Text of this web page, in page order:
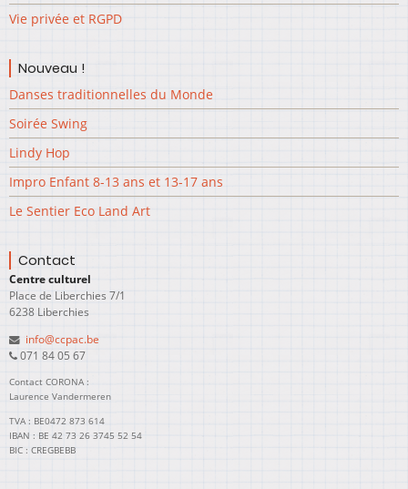
Vie privée et RGPD
Nouveau !
Danses traditionnelles du Monde
Soirée Swing
Lindy Hop
Impro Enfant 8-13 ans et 13-17 ans
Le Sentier Eco Land Art
Contact
Centre culturel
Place de Liberchies 7/1
6238 Liberchies
info@ccpac.be
071 84 05 67
Contact CORONA :
Laurence Vandermeren
TVA : BE0472 873 614
IBAN : BE 42 73 26 3745 52 54
BIC : CREGBEBB